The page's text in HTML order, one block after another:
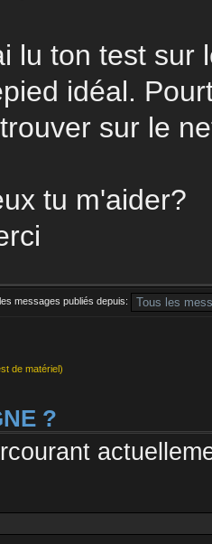
lu ton test sur
idéal.
sur le
tu m'aider?
messages publiés depuis:
de matériel)
?